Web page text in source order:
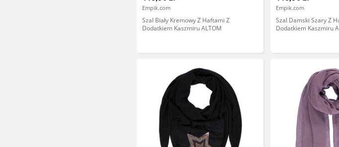
Empik.com
Szal Biały Kremowy Z Haftami Z
Dodatkiem Kaszmiru ALTOM
Empik.com
Szal Damski Szary Z
Dodatkiem Kaszmiru